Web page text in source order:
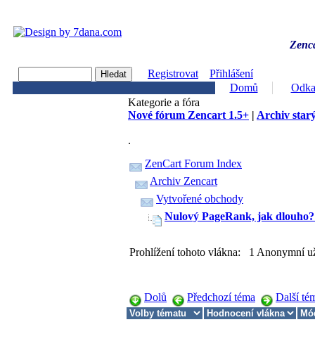
Registrovat
Přihlášení
Domů
Kategorie a fóra
Nové fórum Zencart 1.5+ | Archiv
.
ZenCart Forum Index
Archiv Zencart
Vytvořené obchody
Nulový PageRank, jak
Prohlížení tohoto vlákna: 1 Anonymní
Dolů Předchozí téma Další